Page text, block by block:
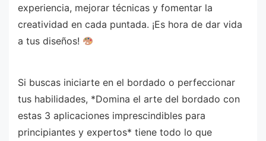
experiencia, mejorar técnicas y fomentar la
creatividad en cada puntada. ¡Es hora de dar vida
a tus diseños!
Si buscas iniciarte en el bordado o perfeccionar
tus habilidades, *Domina el arte del bordado con
estas 3 aplicaciones imprescindibles para
principiantes y expertos* tiene todo lo que